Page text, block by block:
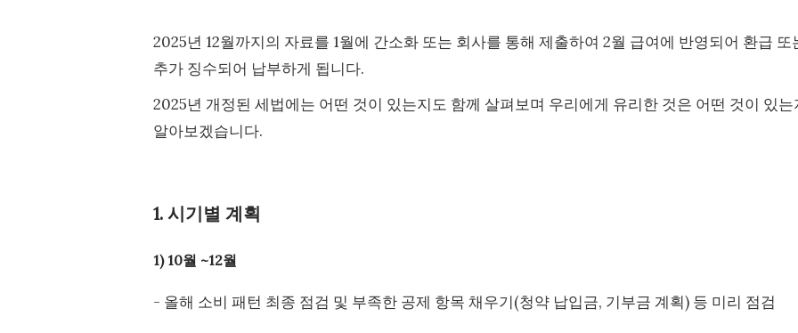
2025년 12월까지의 자료를 1월에 간소화 또는 회사를 통해 제출하여 2월 급여에 반영되어 환급 또
추가 징수되어 납부하게 됩니다.
2025년 개정된 세법에는 어떤 것이 있는지도 함께 살펴보며 우리에게 유리한 것은 어떤 것이 있는
알아보겠습니다.
1. 시기별 계획
1) 10월 ~12월
- 올해 소비 패턴 최종 점검 및 부족한 공제 항목 채우기(청약 납입금, 기부금 계획) 등 미리 점검